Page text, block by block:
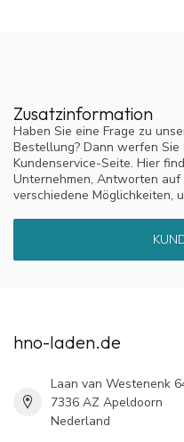
Zusatzinformation
Haben Sie eine Frage zu
Bestellung? Dann werfen
Kundenservice-Seite. Hier
Unternehmen, Antworten
verschiedene Möglichkeiten,
hno-laden.de
Laan van Westenenk
7336 AZ Apeldoorn
Nederland